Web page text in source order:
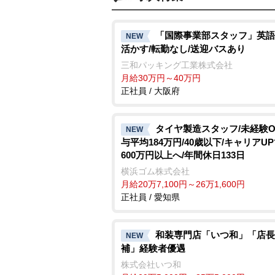
NEW
「国際事業部スタッフ」英
活かす/転勤なし/送迎バスあり
三和パッキング工業株式会社
月給30万円～40万円
正社員 / 大阪府
NEW
タイヤ製造スタッフ/未経験
与平均184万円/40歳以下/キャリア
600万円以上へ/年間休日133日
横浜ゴム株式会社
月給20万7,100円～26万1,600円
正社員 / 愛知県
NEW
和装専門店「いつ和」「店
補」経験者優遇
株式会社いつ和